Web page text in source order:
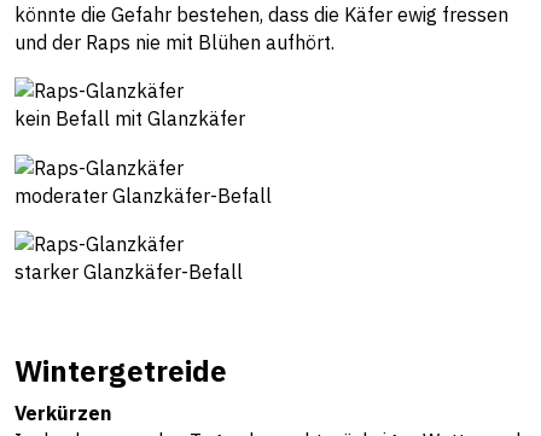
könnte die Gefahr bestehen, dass die Käfer ewig fressen
und der Raps nie mit Blühen aufhört.
kein Befall mit Glanzkäfer
moderater Glanzkäfer-Befall
starker Glanzkäfer-Befall
Wintergetreide
Verkürzen